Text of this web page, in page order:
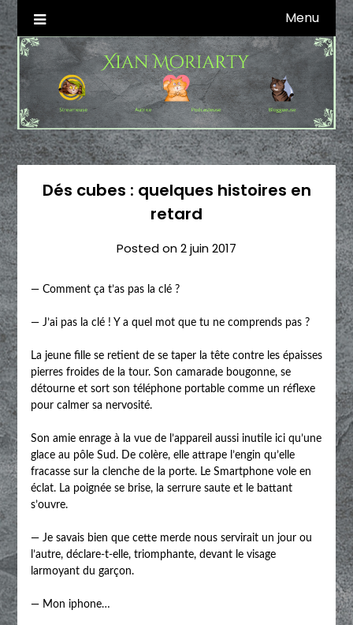
Skip
to
content
Xian Moriarty
Autrice SFFF & Blogueuse & Streameuse Menu
Dés cubes : quelques histoires en
retard
Posted on2 juin 2017
— Comment ça t’as pas la clé ?
— J’ai pas la clé ! Y a quel mot que tu ne comprends pas ?
La jeune fille se retient de se taper la tête contre les épaisses
pierres froides de la tour. Son camarade bougonne, se
détourne et sort son téléphone portable comme un réflexe
pour calmer sa nervosité.
Son amie enrage à la vue de l’appareil aussi inutile ici qu’une
glace au pôle Sud. De colère, elle attrape l’engin qu’elle
fracasse sur la clenche de la porte. Le Smartphone vole en
éclat. La poignée se brise, la serrure saute et le battant
s’ouvre.
— Je savais bien que cette merde nous servirait un jour ou
l’autre, déclare-t-elle, triomphante, devant le visage
larmoyant du garçon.
— Mon iphone…